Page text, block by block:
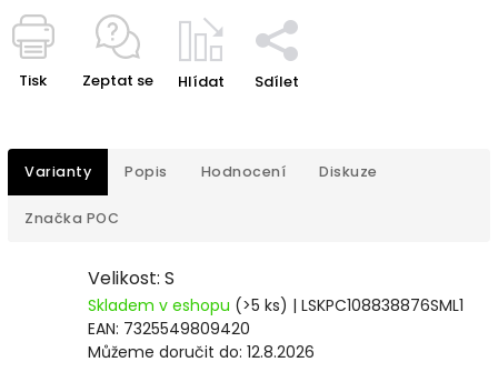
Tisk Zeptat se Hlídat Sdílet
Varianty Popis Hodnocení Diskuze
Značka POC
Velikost: S
Skladem v eshopu (>5 ks) | LSKPC108838876SML1
EAN: 7325549809420
Můžeme doručit do: 12.8.2026